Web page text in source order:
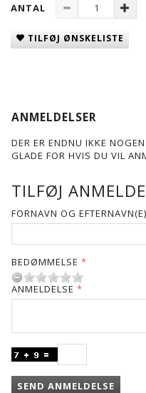
ANTAL
TILFØJ ØNSKELISTE
ANMELDELSER
DER ER ENDNU IKKE
GLADE FOR HVIS DU VIL
TILFØJ
FORNAVN OG EFTERNAVN(E)
BEDØMMELSE
ANMELDELSE
SEND ANMELDELSE